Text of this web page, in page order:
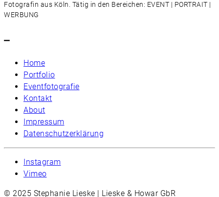
Fotografin aus Köln. Tätig in den Bereichen: EVENT | PORTRAIT |
WERBUNG
–
Home
Portfolio
Eventfotografie
Kontakt
About
Impressum
Datenschutzerklärung
Instagram
Vimeo
© 2025 Stephanie Lieske | Lieske & Howar GbR